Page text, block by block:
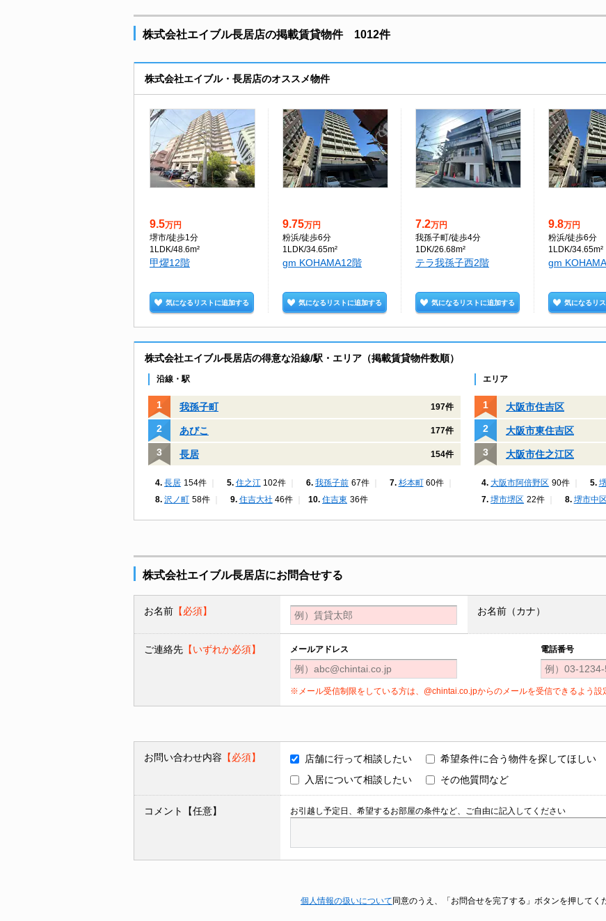
株式会社エイブル長居店の掲載賃貸物件 1012件
株式会社エイブル・長居店のオススメ物件
9.5万円
堺市/徒歩1分
1LDK/48.6m²
甲燿12階
気になるリストに追加する
9.75万円
粉浜/徒歩6分
1LDK/34.65m²
gm KOHAMA12階
気になるリストに追加する
7.2万円
我孫子町/徒歩4分
1DK/26.68m²
テラ我孫子西2階
気になるリストに追加する
9.8万円
粉浜/徒歩6分
1LDK/34.65m²
gm
気になるリ
株式会社エイブル長居店の得意な沿線/駅・エリア（掲載賃貸物件数順）
沿線・駅
我孫子町 197件
あびこ 177件
長居 154件
長居 154件 住之江 102件 我孫子前 67件 杉本町
60件
沢ノ町
58件 住吉大社 46件 住吉東 36件
エリア
大阪市住吉区
大阪市東住吉区
大阪市住之江区
大阪市阿倍野区 90件
堺市堺区 22件 堺市中区
株式会社エイブル長居店にお問合せする
お名前 【必須】 お名前（カナ）
ご連絡先 【いずれか必須】 メールアドレス 電話番号
※メール受信制限をしている方は、@chintai.co.jpからのメールを受信できるよう設
お問い合わせ内容 【必須】 店舗に行って相談したい
希望条件に合う物件を探してほしい
入居について相談したい
その他質問など
コメント【任意】 お引越し予定日、希望するお部屋の条件など、ご自由に記入してください
個人情報の扱いについて 同意のうえ、「お問合せを完了する」ボタンを押してく